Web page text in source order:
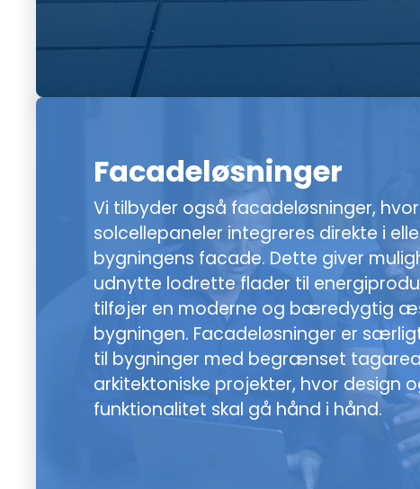
Facadeløsninger
Vi tilbyder også facadeløsninger, hvor
solcellepaneler integreres direkte i
bygningens facade. Dette giver
udnytte lodrette flader til
tilføjer en moderne og bæredygtig
bygningen. Facadeløsninger er
til bygninger med begrænset
arkitektoniske projekter, hvor design
funktionalitet skal gå hånd i hånd.